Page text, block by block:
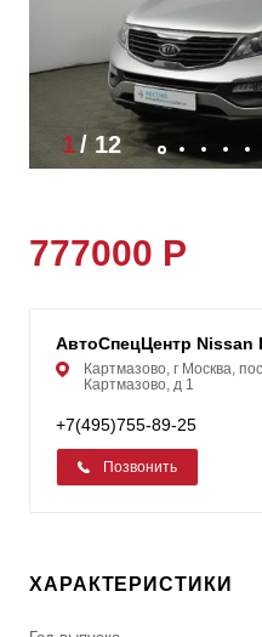
1/ 12
777000 Р
АвтоСпецЦентр Nissan
Картмазово, г Москва,
Картмазово, д 1
+7(495)755-89-25
Позвонить
ХАРАКТЕРИСТИКИ